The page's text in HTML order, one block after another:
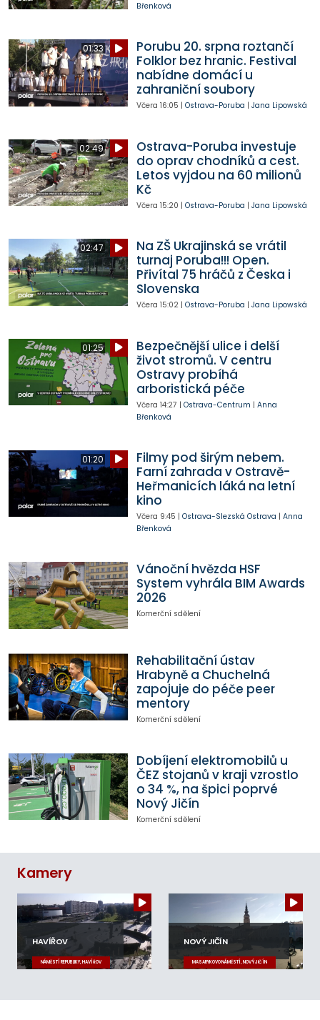
Břenková
01:33
Porubu 20. srpna roztančí
Folklor bez hranic. Festival
nabídne domácí u
zahraniční soubory
Včera 16:05 | Ostrava-Poruba | Jana Lipowská
02:49
Ostrava-Poruba investuje
do oprav chodníků a cest.
Letos vyjdou na 60 milionů
Kč
Včera 15:20 | Ostrava-Poruba | Jana Lipowská
02:47
Na ZŠ Ukrajinská se vrátil
turnaj Poruba!!! Open.
Přivítal 75 hráčů z Česka i
Slovenska
Včera 15:02| Ostrava-Poruba | Jana Lipowská
01:25
Bezpečnější ulice i delší
život stromů. V centru
Ostravy probíhá
arboristická péče
Včera 14:27 | Ostrava-Centrum | Anna
Břenková
01:20
Filmy pod širým nebem.
Farní zahrada v Ostravě-
Heřmanicích láká na letní
kino
Včera 9:45 | Ostrava-Slezská Ostrava | Anna
Břenková
Vánoční hvězda HSF
System vyhrála BIM Awards
2026
Komerční sdělení
Rehabilitační ústav
Hrabyně a Chuchelná
zapojuje do péče peer
mentory
Komerční sdělení
Dobíjení elektromobilů u
ČEZ stojanů v kraji vzrostlo
o 34 %, na špici poprvé
Nový Jičín
Komerční sdělení
Kamery
HAVÍŘOV
NÁMĚSTÍ REPUBLIKY, HAVÍŘOV
NOVÝ JIČÍN
MASARYKOVO NÁMĚSTÍ, NOVÝ JIČÍN